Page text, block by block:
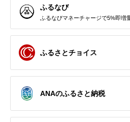
ふるなび
ふるなびマネーチャージで5%即増
ふるさとチョイス
ANAのふるさと納税